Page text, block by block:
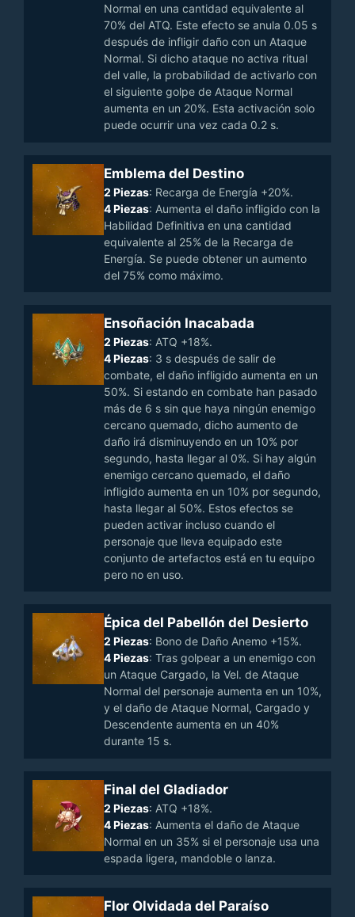
Normal en una cantidad equivalente al
70% del ATQ. Este efecto se anula 0.05 s
después de infligir daño con un Ataque
Normal. Si dicho ataque no activa ritual
del valle, la probabilidad de activarlo con
el siguiente golpe de Ataque Normal
aumenta en un 20%. Esta activación solo
puede ocurrir una vez cada 0.2 s.
Emblema del Destino
2 Piezas: Recarga de Energía +20%.
4 Piezas: Aumenta el daño infligido con la
Habilidad Definitiva en una cantidad
equivalente al 25% de la Recarga de
Energía. Se puede obtener un aumento
del 75% como máximo.
Ensoñación Inacabada
2 Piezas: ATQ +18%.
4 Piezas: 3 s después de salir de
combate, el daño infligido aumenta en un
50%. Si estando en combate han pasado
más de 6 s sin que haya ningún enemigo
cercano quemado, dicho aumento de
daño irá disminuyendo en un 10% por
segundo, hasta llegar al 0%. Si hay algún
enemigo cercano quemado, el daño
infligido aumenta en un 10% por segundo,
hasta llegar al 50%. Estos efectos se
pueden activar incluso cuando el
personaje que lleva equipado este
conjunto de artefactos está en tu equipo
pero no en uso.
Épica del Pabellón del Desierto
2 Piezas: Bono de Daño Anemo +15%.
4 Piezas: Tras golpear a un enemigo con
un Ataque Cargado, la Vel. de Ataque
Normal del personaje aumenta en un 10%,
y el daño de Ataque Normal, Cargado y
Descendente aumenta en un 40%
durante 15 s.
Final del Gladiador
2 Piezas: ATQ +18%.
4 Piezas: Aumenta el daño de Ataque
Normal en un 35% si el personaje usa una
espada ligera, mandoble o lanza.
Flor Olvidada del Paraíso